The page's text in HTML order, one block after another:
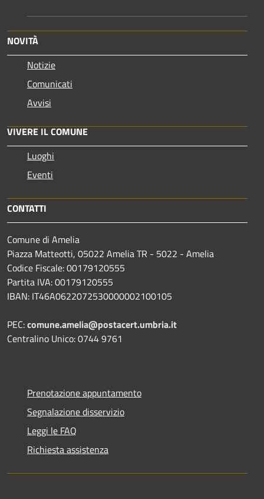
NOVITÀ
Notizie
Comunicati
Avvisi
VIVERE IL COMUNE
Luoghi
Eventi
CONTATTI
Comune di Amelia
Piazza Matteotti, 05022 Amelia TR - 5022 - Amelia
Codice Fiscale: 00179120555
Partita IVA: 00179120555
IBAN: IT46A0622072530000002100105
PEC:comune.amelia@postacert.umbria.it
Centralino Unico: 0744 9761
Prenotazione appuntamento
Segnalazione disservizio
Leggi le FAQ
Richiesta assistenza